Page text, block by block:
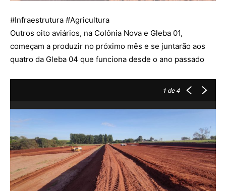
#Infraestrutura #Agricultura
Outros oito aviários, na Colônia Nova e Gleba 01,
começam a produzir no próximo mês e se juntarão aos
quatro da Gleba 04 que funciona desde o ano passado
1 de 4